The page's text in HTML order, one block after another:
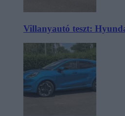
Villanyautó teszt: